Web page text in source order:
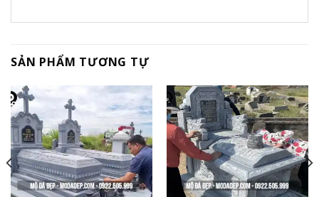
SẢN PHẨM TƯƠNG TỰ